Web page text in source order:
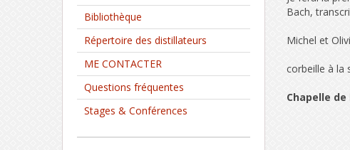
Bach,
Michel et
corbeille à la
Chapelle
Bibliothèque
Répertoire des distillateurs
ME CONTACTER
Questions fréquentes
Stages & Conférences